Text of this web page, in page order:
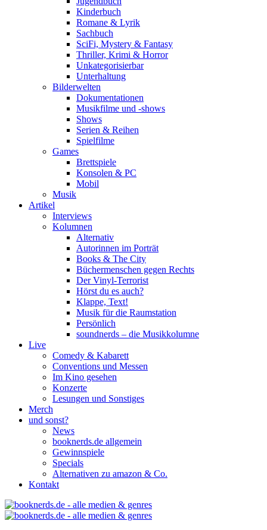
Kinderbuch
Romane & Lyrik
Sachbuch
SciFi, Mystery & Fantasy
Thriller, Krimi & Horror
Unkategorisierbar
Unterhaltung
Bilderwelten
Dokumentationen
Musikfilme und -shows
Shows
Serien & Reihen
Spielfilme
Games
Brettspiele
Konsolen & PC
Mobil
Musik
Artikel
Interviews
Kolumnen
Alternativ
Autorinnen im Porträt
Books & The City
Büchermenschen gegen Rechts
Der Vinyl-Terrorist
Hörst du es auch?
Klappe, Text!
Musik für die Raumstation
Persönlich
soundnerds – die Musikkolumne
Live
Comedy & Kabarett
Conventions und Messen
Im Kino gesehen
Konzerte
Lesungen und Sonstiges
Merch
und sonst?
News
booknerds.de allgemein
Gewinnspiele
Specials
Alternativen zu amazon & Co.
Kontakt